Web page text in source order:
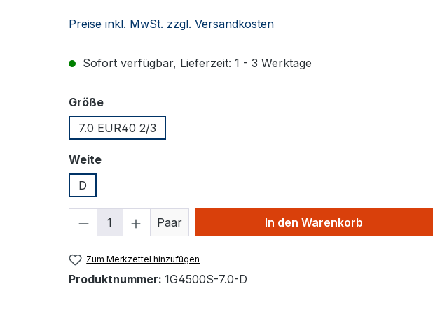
Preise inkl. MwSt. zzgl. Versandkosten
Sofort verfügbar, Lieferzeit: 1 - 3 Werktage
Größeauswählen
7.0 EUR40 2/3
Weiteauswählen
D
Produkt Anzahl: Gib den gewünschten Wert
Paar In den Warenkorb
Zum Merkzettel hinzufügen
Produktnummer: 1G4500S-7.0-D